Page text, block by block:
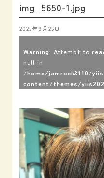
img_5650-1.jpg
2025年9月25日
Warning: Attempt to
null in
/home/jamrock3110/
content/themes/